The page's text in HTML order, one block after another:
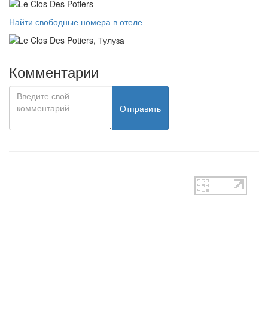
Найти свободные номера в отеле
Комментарии
Отправить